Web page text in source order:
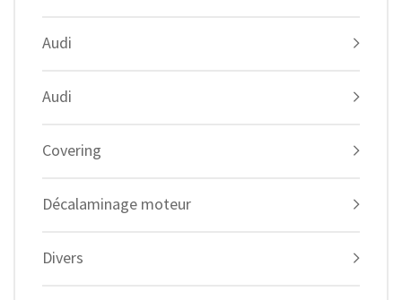
Audi
Audi
Covering
Décalaminage moteur
Divers